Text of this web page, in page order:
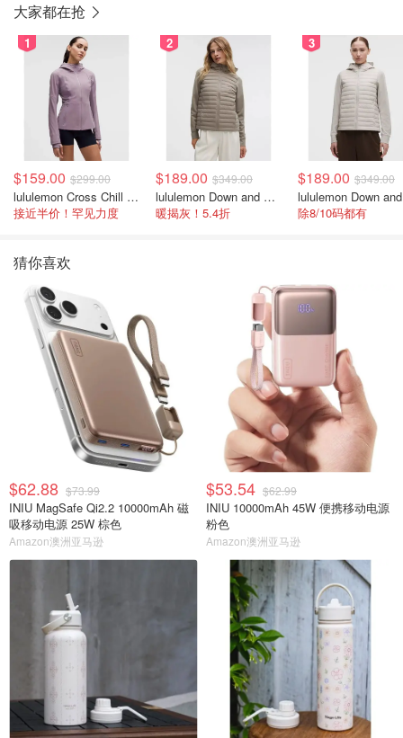
大家都在抢
1
$159.00 $299.00
lululemon Cross Chill 女士运动外套
接近半价！罕见力度
2
$189.00 $349.00
lululemon Down and Around 羽绒夹克
暖揭灰！5.4折
3
$189.00 $349.00
除8/10码都有
猜你喜欢
$62.88 $73.99
INIU MagSafe Qi2.2 10000mAh 磁
吸移动电源 25W 棕色
Amazon澳洲亚马逊
$53.54 $62.99
INIU 10000mAh 45W 便携移动电源
粉色
Amazon澳洲亚马逊